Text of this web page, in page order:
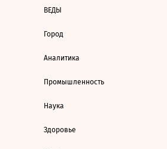
ВЕДЫ
Город
Аналитика
Промышленность
Наука
Здоровье